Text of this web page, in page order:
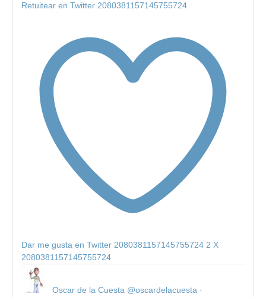
Retuitear en Twitter 2080381157145755724
Dar me gusta en Twitter 2080381157145755724 2 X
2080381157145755724
Oscar de la Cuesta @oscardelacuesta ·